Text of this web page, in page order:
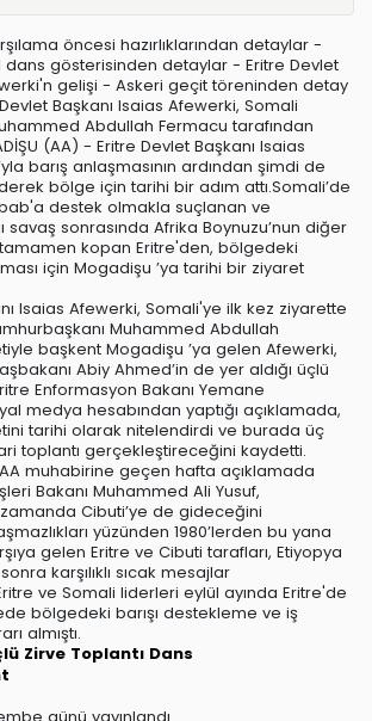
öncesi hazırlıklarından detaylar -
gösterisinden detaylar - Eritre Devlet
gelişi - Askeri geçit töreninden detay
Başkanı Isaias Afewerki, Somali
Abdullah Fermacu tarafından
(AA) - Eritre Devlet Başkanı Isaias
barış anlaşmasının ardından şimdi de
bölge için tarihi bir adım attı.Somali’de
destek olmakla suçlanan ve
savaş sonrasında Afrika Boynuzu’nun diğer
kopan Eritre'den, bölgedeki
için Mogadişu ’ya tarihi bir ziyaret
Isaias Afewerki, Somali'ye ilk kez ziyarette
Muhammed Abdullah
başkent Mogadişu ’ya gelen Afewerki,
Abiy Ahmed’in de yer aldığı üçlü
Enformasyon Bakanı Yemane
medya hesabından yaptığı açıklamada,
tarihi olarak nitelendirdi ve burada üç
toplantı gerçekleştireceğini kaydetti.
muhabirine geçen hafta açıklamada
Bakanı Muhammed Ali Yusuf,
zamanda Cibuti’ye de gideceğini
yüzünden 1980’lerden bu yana
gelen Eritre ve Cibuti tarafları, Etiyopya
karşılıklı sıcak mesajlar
ve Somali liderleri eylül ayında Eritre'de
bölgedeki barışı destekleme ve iş
almıştı.
Zirve Toplantı Dans